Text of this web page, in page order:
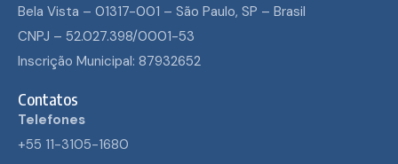
Bela Vista – 01317-001 – São Paulo, SP – Brasil
CNPJ – 52.027.398/0001-53
Inscrição Municipal: 87932652
Contatos
Telefones
+55 11-3105-1680